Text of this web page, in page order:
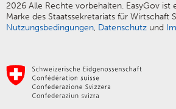
2026 Alle Rechte vorbehalten. EasyGov ist
Marke des Staatssekretariats für Wirtschaft
Nutzungsbedingungen, Datenschutz und